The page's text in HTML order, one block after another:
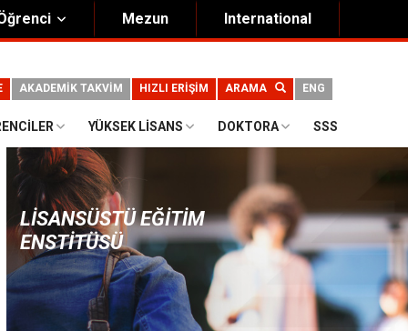
Mezun International
ENG
ARAMA
HIZLI ERİŞİM
AKADEMİK TAKVİM
YÜKSEK LISANS DOKTORA SSS
LISANSÜSTÜ EĞITIM
ENSTITÜSÜ